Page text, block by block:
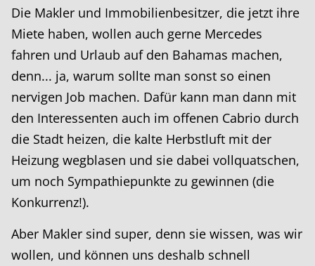
Die Makler und Immobilienbesitzer, die jetzt ihre
Miete haben, wollen auch gerne Mercedes
fahren und Urlaub auf den Bahamas machen,
denn... ja, warum sollte man sonst so einen
nervigen Job machen. Dafür kann man dann mit
den Interessenten auch im offenen Cabrio durch
die Stadt heizen, die kalte Herbstluft mit der
Heizung wegblasen und sie dabei vollquatschen,
um noch Sympathiepunkte zu gewinnen (die
Konkurrenz!).
Aber Makler sind super, denn sie wissen, was wir
wollen, und können uns deshalb schnell